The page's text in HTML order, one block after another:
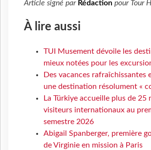
Article signé par Rédaction pour Tour
À lire aussi
TUI Musement dévoile les
mieux notées pour les
Des vacances rafraîchissantes
une destination résolument «
La Türkiye accueille plus de 25
visiteurs internationaux au
semestre 2026
Abigail Spanberger, première
de Virginie en mission à Paris